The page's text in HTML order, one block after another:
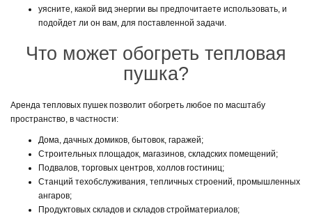
уясните, какой вид энергии вы предпочитаете использовать, и
подойдет ли он вам, для поставленной задачи.
Что может обогреть тепловая
пушка?
Аренда тепловых пушек позволит обогреть любое по масштабу
пространство, в частности:
Дома, дачных домиков, бытовок, гаражей;
Строительных площадок, магазинов, складских помещений;
Подвалов, торговых центров, холлов гостиниц;
Станций техобслуживания, тепличных строений, промышленных
ангаров;
Продуктовых складов и складов стройматериалов;